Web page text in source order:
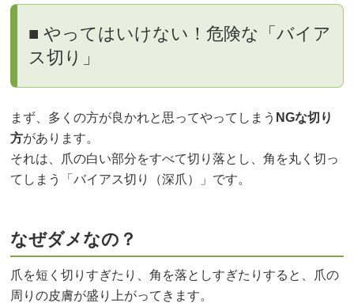
■ やってはいけない！危険な「バイア
ス切り」
まず、多くの方が良かれと思ってやってしまう NGな切り
方があります。
それは、爪の白い部分をすべて切り落とし、角を丸く切っ
てしまう「バイアス切り（深爪）」です。
なぜダメなの？
爪を短く切りすぎたり、角を落としすぎたりすると、爪の
周りの皮膚が盛り上がってきます。